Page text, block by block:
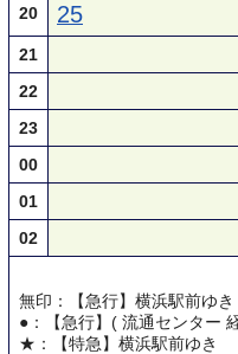
20 25
21
22
23
00
01
02
無印：【急行】横浜駅前ゆき
●：【急行】( 流通センター
★：【特急】横浜駅前ゆき